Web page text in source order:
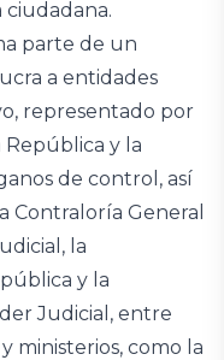
parte de un
a entidades
representado por
República y la
de control, así
Contraloría General
la
y la
Judicial, entre
ministerios, como la